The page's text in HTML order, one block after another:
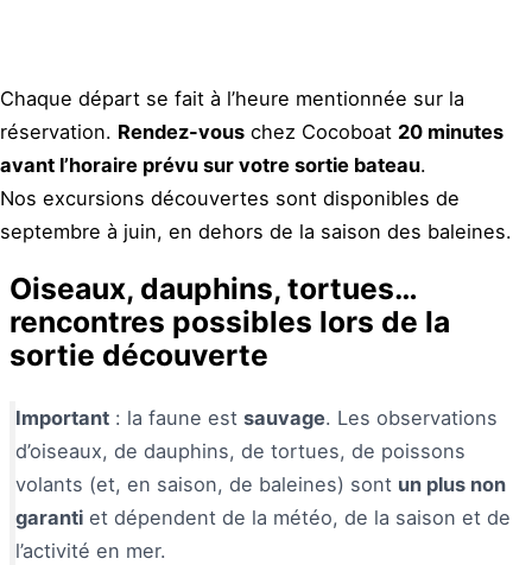
Chaque départ se fait à l’heure mentionnée sur la
réservation. Rendez-vous chez Cocoboat 20 minutes
avant l’horaire prévu sur votre sortie bateau.
Nos excursions découvertes sont disponibles de
septembre à juin, en dehors de la saison des baleines.
Oiseaux, dauphins, tortues…
rencontres possibles lors de la
sortie découverte
Important : la faune est sauvage. Les observations
d’oiseaux, de dauphins, de tortues, de poissons
volants (et, en saison, de baleines) sont un plus non
garanti et dépendent de la météo, de la saison et de
l’activité en mer.